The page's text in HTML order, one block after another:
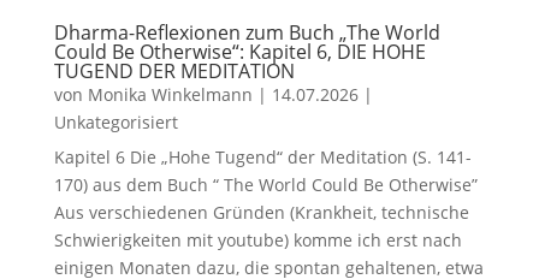
Dharma-Reflexionen zum Buch „The World
Could Be Otherwise“: Kapitel 6, DIE HOHE
TUGEND DER MEDITATION
von Monika Winkelmann | 14.07.2026|
Unkategorisiert
Kapitel 6 Die „Hohe Tugend“ der Meditation (S. 141-
170) aus dem Buch “ The World Could Be Otherwise”
Aus verschiedenen Gründen (Krankheit, technische
Schwierigkeiten mit youtube) komme ich erst nach
einigen Monaten dazu, die spontan gehaltenen, etwa